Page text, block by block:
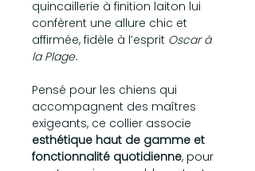
quincaillerie à finition laiton lui
confèrent une allure chic et
affirmée, fidèle à l’esprit Oscar à
la Plage.
Pensé pour les chiens qui
accompagnent des maîtres
exigeants, ce collier associe
esthétique haut de gamme et
fonctionnalité quotidienne, pour